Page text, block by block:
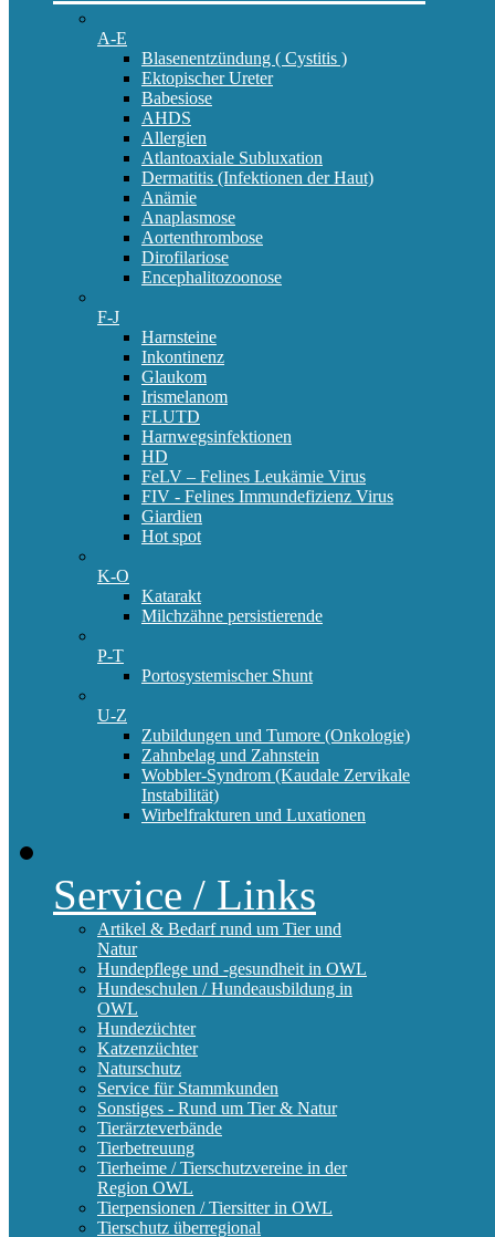
A-E
Blasenentzündung ( Cystitis )
Ektopischer Ureter
Babesiose
AHDS
Allergien
Atlantoaxiale Subluxation
Dermatitis (Infektionen der Haut)
Anämie
Anaplasmose
Aortenthrombose
Dirofilariose
Encephalitozoonose
F-J
Harnsteine
Inkontinenz
Glaukom
Irismelanom
FLUTD
Harnwegsinfektionen
HD
FeLV – Felines Leukämie Virus
FIV - Felines Immundefizienz Virus
Giardien
Hot spot
K-O
Katarakt
Milchzähne persistierende
P-T
Portosystemischer Shunt
U-Z
Zubildungen und Tumore (Onkologie)
Zahnbelag und Zahnstein
Wobbler-Syndrom (Kaudale Zervikale
Instabilität)
Wirbelfrakturen und Luxationen
Service / Links
Artikel & Bedarf rund um Tier und
Natur
Hundepflege und -gesundheit in OWL
Hundeschulen / Hundeausbildung in
OWL
Hundezüchter
Katzenzüchter
Naturschutz
Service für Stammkunden
Sonstiges - Rund um Tier & Natur
Tierärzteverbände
Tierbetreuung
Tierheime / Tierschutzvereine in der
Region OWL
Tierpensionen / Tiersitter in OWL
Tierschutz überregional